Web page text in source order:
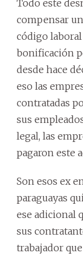
Todo este
compensar
código
bonificación
desde hace
eso las
contratadas
sus
legal, las
pagaron este
Son esos ex
paraguayas
ese adicional
sus
trabajador